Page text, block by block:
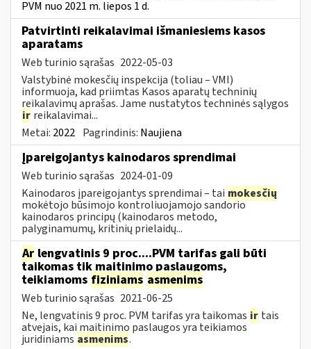
PVM nuo 2021 m. liepos 1 d.
Patvirtinti reikalavimai išmaniesiems kasos
aparatams
Web turinio sąrašas 2022-05-03
Valstybinė mokesčių inspekcija (toliau – VMI)
informuoja, kad priimtas Kasos aparatų techninių
reikalavimų aprašas. Jame nustatytos techninės sąlygos
ir reikalavimai...
Metai: 2022 Pagrindinis: Naujiena
Įpareigojantys kainodaros sprendimai
Web turinio sąrašas 2024-01-09
Kainodaros įpareigojantys sprendimai – tai mokesčių
mokėtojo būsimojo kontroliuojamojo sandorio
kainodaros principų (kainodaros metodo,
palyginamumų, kritinių prielaidų...
Ar lengvatinis 9 proc....PVM tarifas gali būti
taikomas tik maitinimo paslaugoms,
teikiamoms fiziniams asmenims
Web turinio sąrašas 2021-06-25
Ne, lengvatinis 9 proc. PVM tarifas yra taikomas ir tais
atvejais, kai maitinimo paslaugos yra teikiamos
juridiniams asmenims.